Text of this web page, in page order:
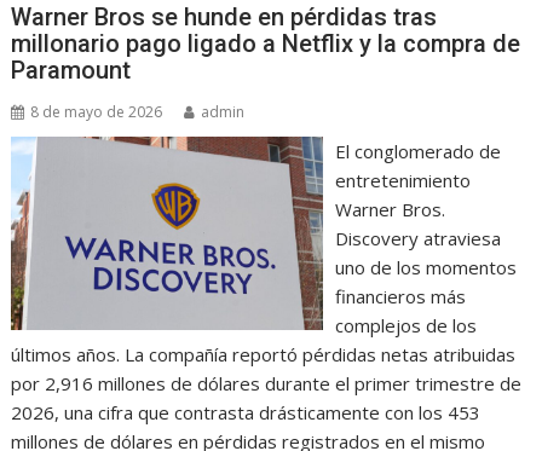
Warner Bros se hunde en pérdidas tras
millonario pago ligado a Netflix y la compra de
Paramount
8 de mayo de 2026 admin
El conglomerado de
entretenimiento
Warner Bros.
Discovery atraviesa
uno de los momentos
financieros más
complejos de los
últimos años. La compañía reportó pérdidas netas atribuidas
por 2,916 millones de dólares durante el primer trimestre de
2026, una cifra que contrasta drásticamente con los 453
millones de dólares en pérdidas registrados en el mismo